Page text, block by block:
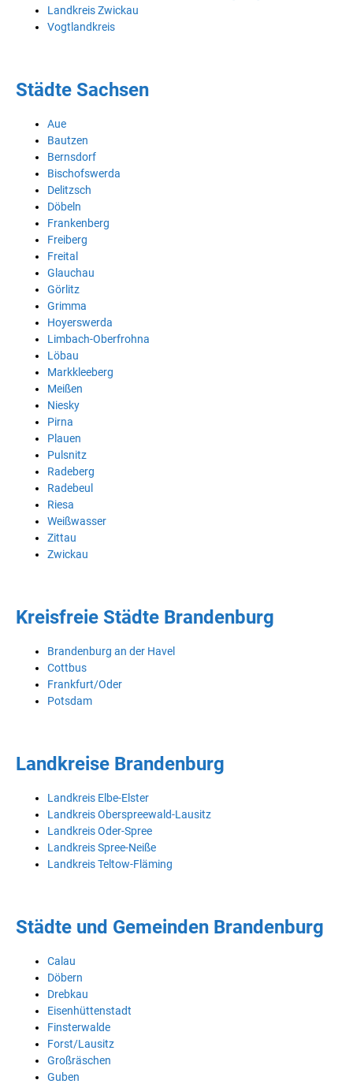
Landkreis Zwickau
Vogtlandkreis
Städte Sachsen
Aue
Bautzen
Bernsdorf
Bischofswerda
Delitzsch
Döbeln
Frankenberg
Freiberg
Freital
Glauchau
Görlitz
Grimma
Hoyerswerda
Limbach-Oberfrohna
Löbau
Markkleeberg
Meißen
Niesky
Pirna
Plauen
Pulsnitz
Radeberg
Radebeul
Riesa
Weißwasser
Zittau
Zwickau
Kreisfreie Städte Brandenburg
Brandenburg an der Havel
Cottbus
Frankfurt/Oder
Potsdam
Landkreise Brandenburg
Landkreis Elbe-Elster
Landkreis Oberspreewald-Lausitz
Landkreis Oder-Spree
Landkreis Spree-Neiße
Landkreis Teltow-Fläming
Städte und Gemeinden Brandenburg
Calau
Döbern
Drebkau
Eisenhüttenstadt
Finsterwalde
Forst/Lausitz
Großräschen
Guben